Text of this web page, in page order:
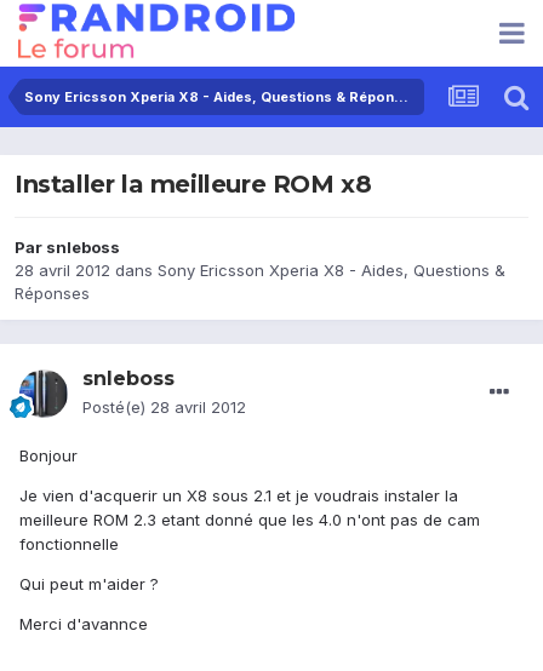
Sony Ericsson Xperia X8 - Aides, Questions & Réponses
Installer la meilleure ROM x8
Par snleboss
28 avril 2012 dans Sony Ericsson Xperia X8 - Aides, Questions &
Réponses
snleboss
Posté(e) 28 avril 2012
Bonjour
Je vien d'acquerir un X8 sous 2.1 et je voudrais instaler la
meilleure ROM 2.3 etant donné que les 4.0 n'ont pas de cam
fonctionnelle
Qui peut m'aider ?
Merci d'avannce